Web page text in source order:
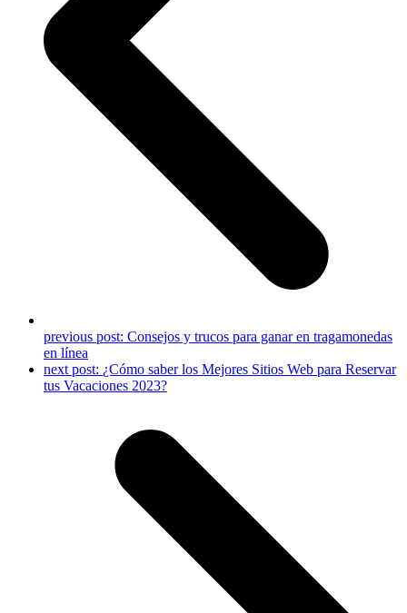
previous post: Consejos y trucos para ganar en tragamonedas
en línea
next post: ¿Cómo saber los Mejores Sitios Web para Reservar
tus Vacaciones 2023?